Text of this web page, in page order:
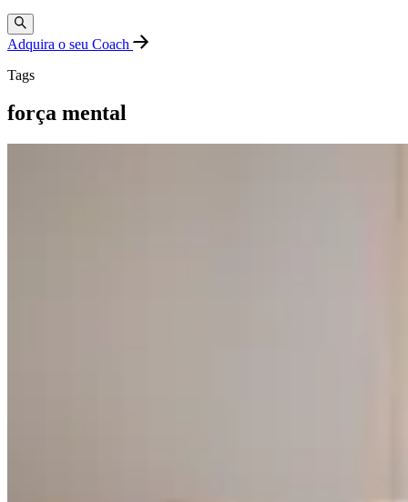
Adquira o seu Coach
Tags
força mental